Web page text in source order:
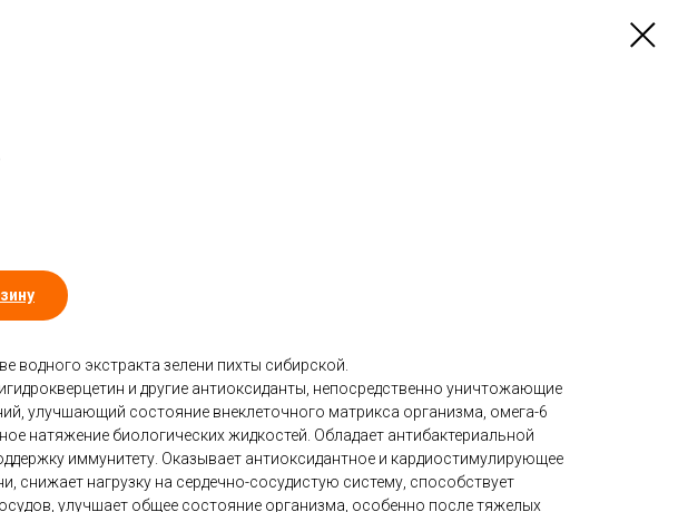
водного экстракта зелени пихты сибирской.
и другие антиоксиданты, непосредственно уничтожающие
улучшающий состояние внеклеточного матрикса организма, омега-6
натяжение биологических жидкостей. Обладает антибактериальной
иммунитету. Оказывает антиоксидантное и кардиостимулирующее
снижает нагрузку на сердечно-сосудистую систему, способствует
улучшает общее состояние организма, особенно после тяжелых